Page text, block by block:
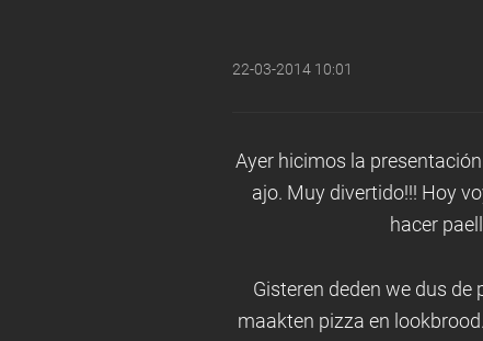
22-03-2014 10:01
Ayer hicimos la
ajo. Muy divertido!!! Hoy
hacer
Gisteren deden we dus de
maakten pizza en